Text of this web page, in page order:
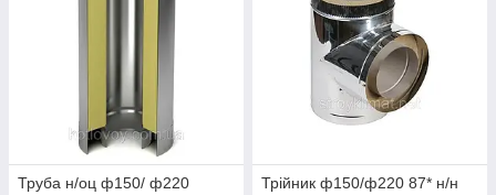
Труба н/оц ф150/ ф220
Трійник ф150/ф220 87* н/н